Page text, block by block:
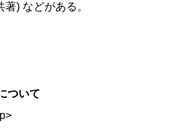
) などがある。
ついて